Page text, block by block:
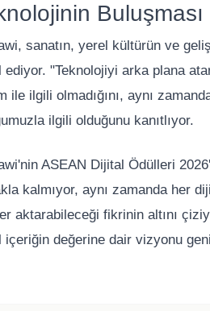
Buluşması
sanatın, yerel kültürün ve
ediyor. "Teknolojiyi arka plana
ile ilgili olmadığını, aynı
ilgili olduğunu kanıtlıyor.
ASEAN Dijital Ödülleri
kalmıyor, aynı zamanda her
aktarabileceği fikrinin altını
değerine dair vizyonu